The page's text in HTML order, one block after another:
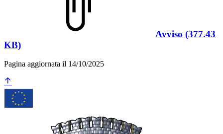
Avviso (377.43
KB)
Pagina aggiornata il 14/10/2025